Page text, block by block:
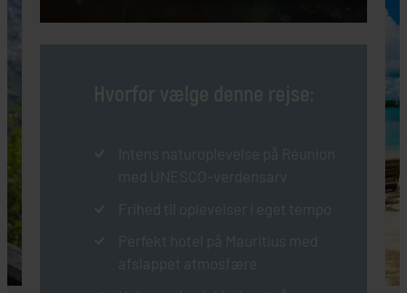
Hvorfor vælge denne rejse:
Intens naturoplevelse på Réunion
med UNESCO-verdensarv
Frihed til oplevelser i eget tempo
Perfekt hotel på Mauritius med
afslappet atmosfære